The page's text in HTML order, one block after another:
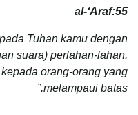
al-‘Araf:55
Tuhan kamu dengan
suara) perlahan-lahan.
orang-orang yang
melampaui batas.”